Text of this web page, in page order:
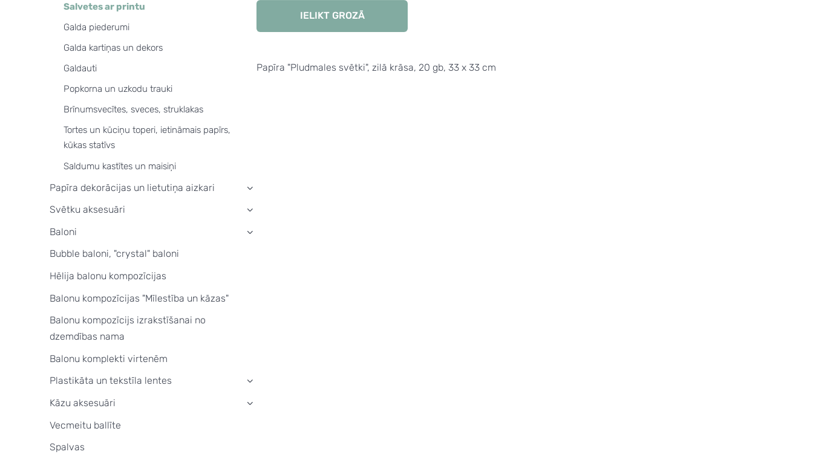
Salvetes ar printu
Galda piederumi
Galda kartiņas un dekors
Galdauti
Popkorna un uzkodu trauki
Brīnumsvecītes, sveces, struklakas
Tortes un kūciņu toperi, ietināmais papīrs,
kūkas statīvs
Saldumu kastītes un maisiņi
Papīra dekorācijas un lietutiņa aizkari ›
Svētku aksesuāri ›
Baloni ›
Bubble baloni, "crystal" baloni
Hēlija balonu kompozīcijas
Balonu kompozīcijas "Mīlestība un kāzas"
Balonu kompozīcijs izrakstīšanai no
dzemdības nama
Balonu komplekti virtenēm
Plastikāta un tekstīla lentes
›
Kāzu aksesuāri ›
Vecmeitu ballīte
Spalvas
IELIKT GROZĀ
Papīra "Pludmales svētki", zilā krāsa, 20 gb, 33 x 33 cm